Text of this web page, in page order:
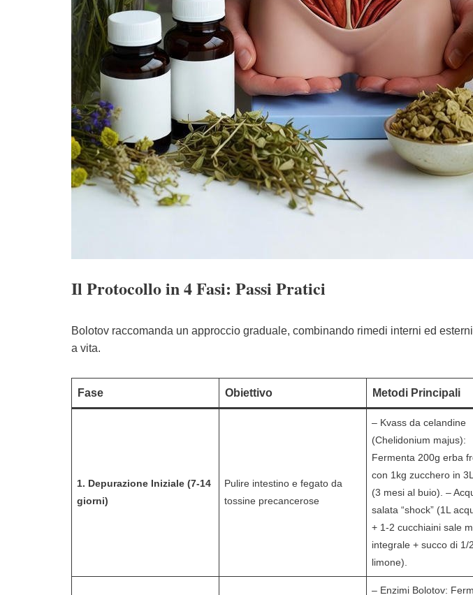
Il Protocollo in 4 Fasi: Passi Pratici
Bolotov raccomanda un approccio graduale, combinando rimedi interni ed
a vita.
Fase Obiettivo Metodi Principali
1. Depurazione Iniziale (7-14
giorni)
Pulire intestino e fegato da
tossine precancerose
– Kvass da celandine
(Chelidonium majus):
Fermenta 200g erba
con 1kg zucchero in
(3 mesi al buio). –
salata “shock” (1L
+ 1-2 cucchiaini sale
integrale + succo di 1/2
limone).
– Enzimi Bolotov: